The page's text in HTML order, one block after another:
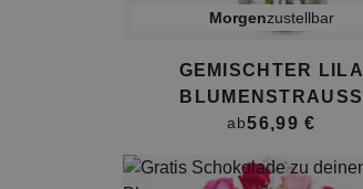
morgenzustellbar
GEMISCHTER LILA
BLUMENSTRAUSS
ab56,99 €